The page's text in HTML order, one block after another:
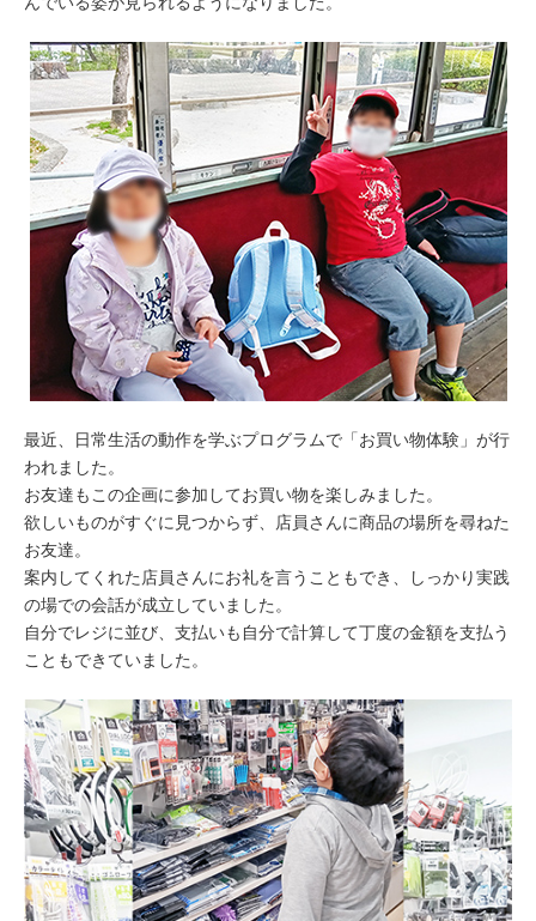
最近、日常生活の動作を学ぶプログラムで「お買い物体験」が行
われました。
お友達もこの企画に参加してお買い物を楽しみました。
欲しいものがすぐに見つからず、店員さんに商品の場所を尋ねた
お友達。
案内してくれた店員さんにお礼を言うこともでき、しっかり実践
の場での会話が成立していました。
自分でレジに並び、支払いも自分で計算して丁度の金額を支払う
こともできていました。